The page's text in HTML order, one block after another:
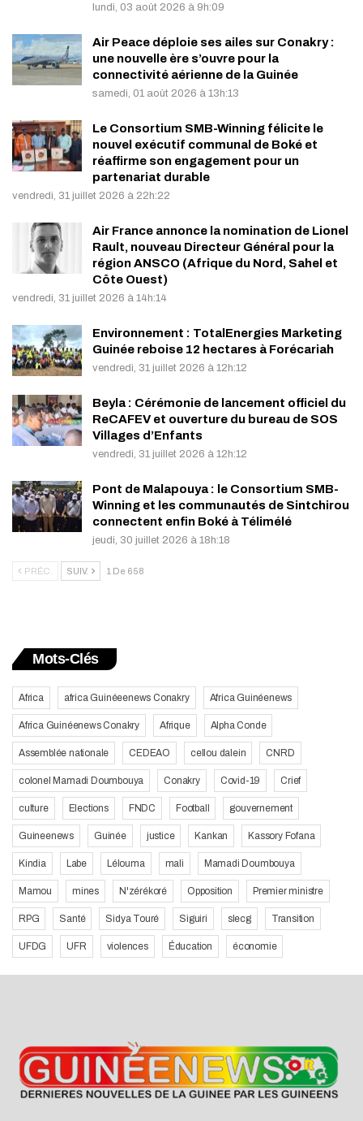
lundi, 03 août 2026 à 9h:09
Air Peace déploie ses ailes sur Conakry :
une nouvelle ère s’ouvre pour la
connectivité aérienne de la Guinée
samedi, 01 août 2026 à 13h:13
Le Consortium SMB-Winning félicite le
nouvel exécutif communal de Boké et
réaffirme son engagement pour un
partenariat durable
vendredi, 31 juillet 2026 à 22h:22
Air France annonce la nomination de Lionel
Rault, nouveau Directeur Général pour la
région ANSCO (Afrique du Nord, Sahel et
Côte Ouest)
vendredi, 31 juillet 2026 à 14h:14
Environnement : TotalEnergies Marketing
Guinée reboise 12 hectares à Forécariah
vendredi, 31 juillet 2026 à 12h:12
Beyla : Cérémonie de lancement officiel du
ReCAFEV et ouverture du bureau de SOS
Villages d’Enfants
vendredi, 31 juillet 2026 à 12h:12
Pont de Malapouya : le Consortium SMB-
Winning et les communautés de Sintchirou
connectent enfin Boké à Télimélé
jeudi, 30 juillet 2026 à 18h:18
PRÉC. SUIV. 1 De 658
Mots-Clés
Africa africa Guinéeenews Conakry Africa Guinéenews
Africa Guinéenews Conakry Afrique Alpha Conde
Assemblée nationale CEDEAO cellou dalein CNRD
colonel Mamadi Doumbouya Conakry Covid-19 Crief
culture Elections FNDC Football gouvernement
Guineenews Guinée justice Kankan Kassory Fofana
Kindia Labe Lélouma mali Mamadi Doumbouya
Mamou mines N'zérékoré Opposition Premier ministre
RPG Santé Sidya Touré Siguiri slecg Transition
UFDG UFR violences Éducation économie